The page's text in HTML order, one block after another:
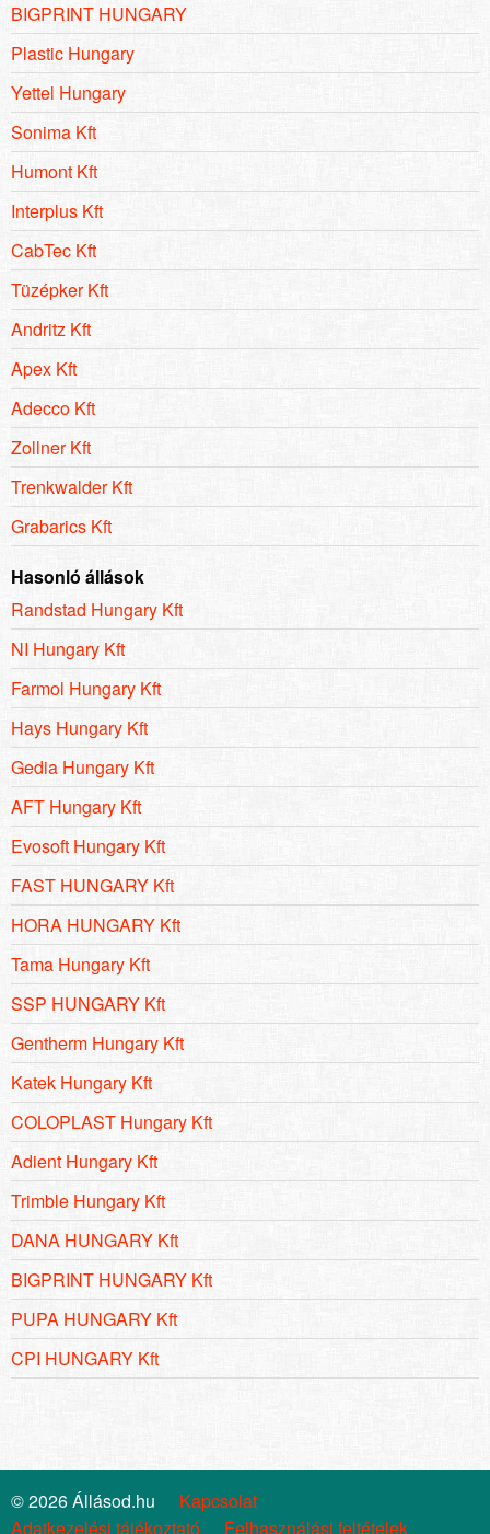
BIGPRINT HUNGARY
Plastic Hungary
Yettel Hungary
Sonima Kft
Humont Kft
Interplus Kft
CabTec Kft
Tüzépker Kft
Andritz Kft
Apex Kft
Adecco Kft
Zollner Kft
Trenkwalder Kft
Grabarics Kft
Hasonló állások
Randstad Hungary Kft
NI Hungary Kft
Farmol Hungary Kft
Hays Hungary Kft
Gedia Hungary Kft
AFT Hungary Kft
Evosoft Hungary Kft
FAST HUNGARY Kft
HORA HUNGARY Kft
Tama Hungary Kft
SSP HUNGARY Kft
Gentherm Hungary Kft
Katek Hungary Kft
COLOPLAST Hungary Kft
Adient Hungary Kft
Trimble Hungary Kft
DANA HUNGARY Kft
BIGPRINT HUNGARY Kft
PUPA HUNGARY Kft
CPI HUNGARY Kft
© 2026 Állásod.hu
Kapcsolat
Adatkezelési tájékoztató
Felhasználási feltételek